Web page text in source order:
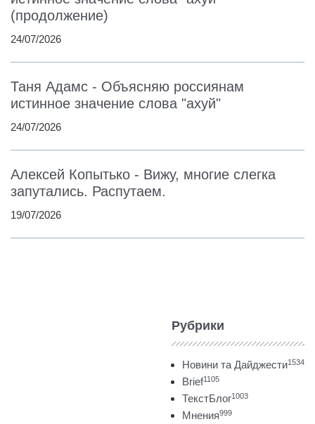
(продолжение)
24/07/2026
Таня Адамс - Объясняю россиянам
истинное значение слова "ахуй"
24/07/2026
Алексей Копытько - Вижу, многие слегка
запутались. Распутаем.
19/07/2026
Рубрики
Новини та Дайджести1534
Brief1105
ТекстБлог1003
Мнения999